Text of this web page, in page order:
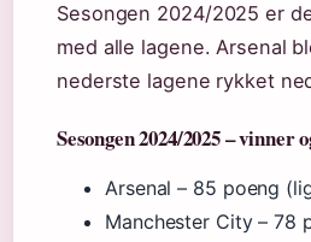
Sesongen 2024/2025 er
med alle lagene. Arsenal
nederste lagene rykket
Sesongen 2024/2025 – vinner
Arsenal – 85 poeng
Manchester City – 78